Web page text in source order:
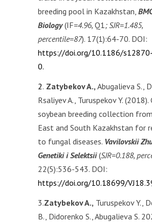
breeding pool in Kazakhstan,
Biology(IF=4.96, Q1; SJR=1.485,
percentile=87). 17(1):64-70. DOI:
https://doi.org/10.1186/
0.
2. Zatybekov A., Abugalieva S.,
Rsaliyev A., Turuspekov Y. (2018).
soybean breeding collection
East and South Kazakhstan for
to fungal diseases. Vavilovskii
Genetiki i Selektsii(SJR=0.188,
22(5):536-543. DOI:
https://doi.org/10.18699/
3.Zatybekov A., Turuspekov Y.,
B., Didorenko S., Abugalieva S.